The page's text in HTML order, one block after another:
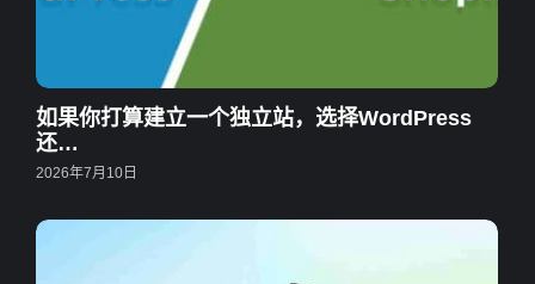
如果你打算建立一个独立站，选择WordPress
还…
2026年7月10日